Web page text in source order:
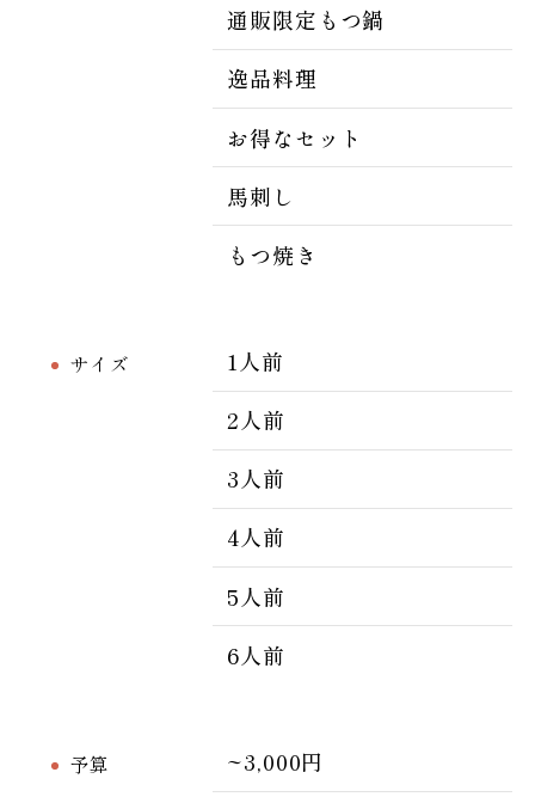
通販限定もつ鍋
逸品料理
お得なセット
馬刺し
もつ焼き
サイズ
1人前
2人前
3人前
4人前
5人前
6人前
予算
~3,000円